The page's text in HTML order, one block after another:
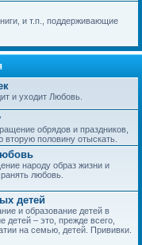
и т.п., поддерживающие
и уходит Любовь.
обрядов и праздников,
половину отыскать.
народу образ жизни и
любовь.
детей
и образование детей в
детей – это, прежде всего,
на семью, детей. Прививки.